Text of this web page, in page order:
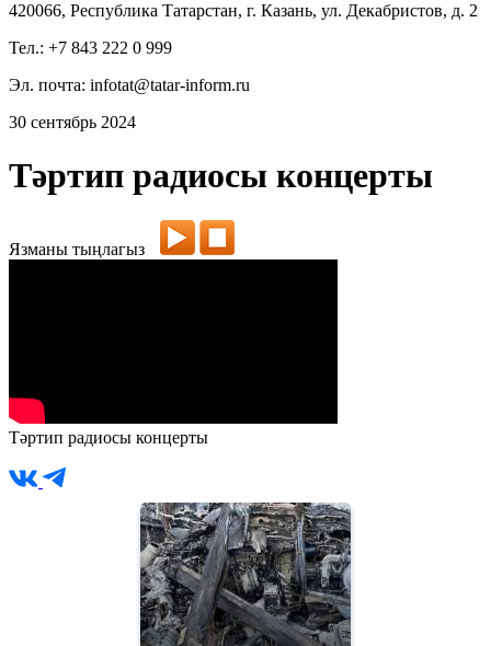
420066, Республика Татарстан, г. Казань, ул. Декабристов, д. 2
Тел.: +7 843 222 0 999
Эл. почта: infotat@tatar-inform.ru
30 сентябрь 2024
Тәртип радиосы концерты
Язманы тыңлагыз
Тәртип радиосы концерты